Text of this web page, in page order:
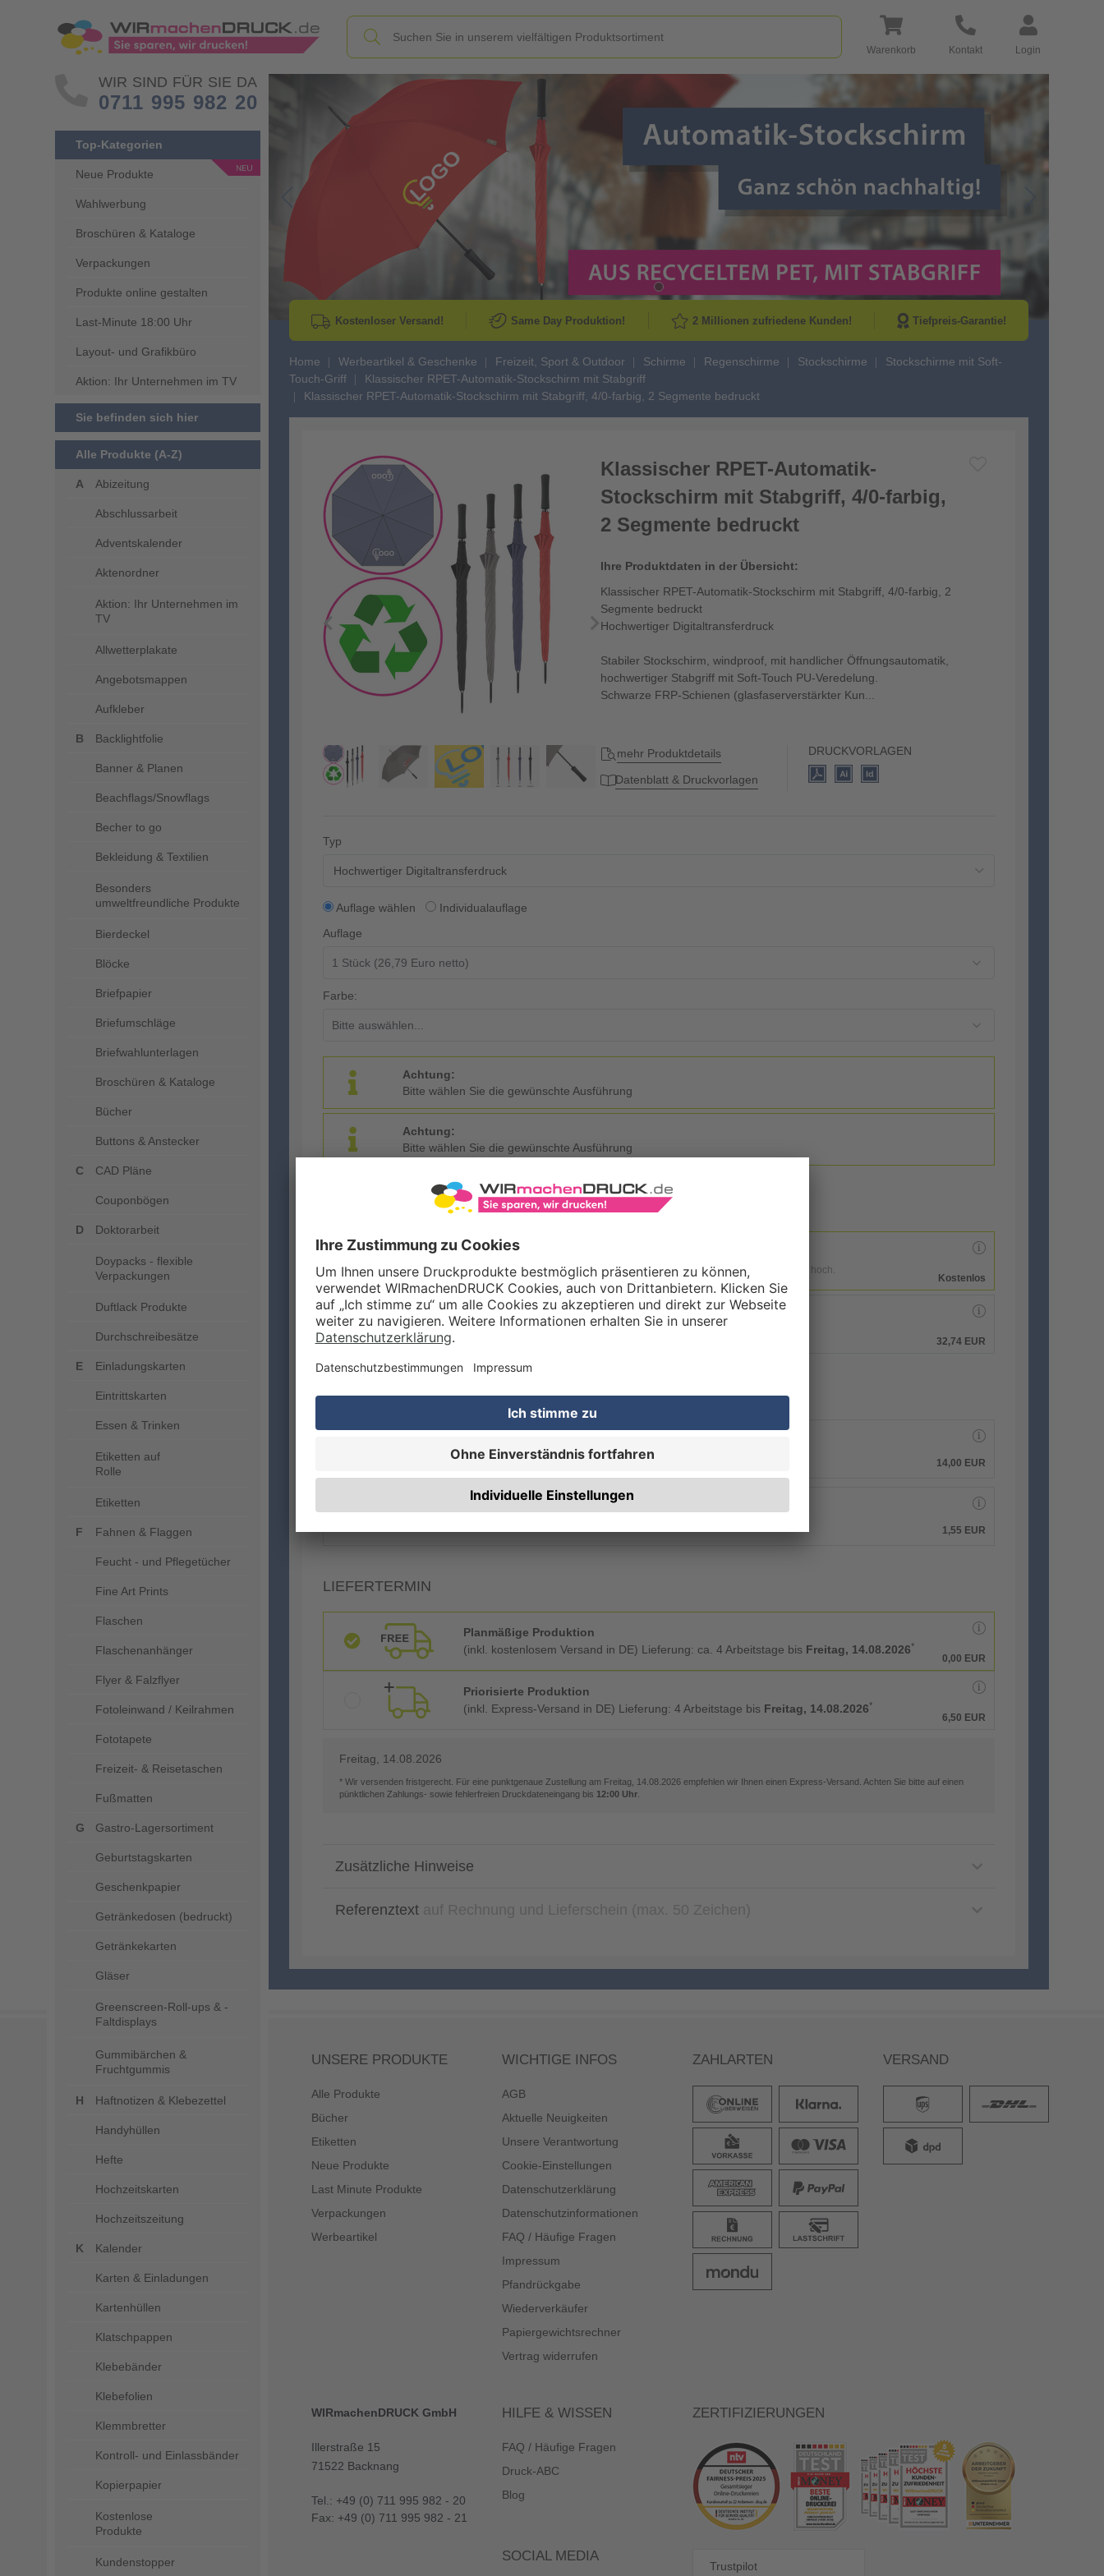
Warenkorb Kontakt Login
WIR SIND FÜR SIE DA
0711 995 982 20
Top-Kategorien
Neue Produkte
Wahlwerbung
Broschüren & Kataloge
Verpackungen
Produkte online gestalten
Last-Minute 18:00 Uhr
Layout- und Grafikbüro
Aktion: Ihr Unternehmen im TV
Sie befinden sich hier
Alle Produkte (A-Z)
Abizeitung
Abschlussarbeit
Adventskalender
Aktenordner
Aktion: Ihr Unternehmen im
TV
Allwetterplakate
Angebotsmappen
Aufkleber
Backlightfolie
Banner & Planen
Beachflags/Snowflags
Becher to go
Bekleidung & Textilien
Besonders
umweltfreundliche Produkte
Bierdeckel
Blöcke
Briefpapier
Briefumschläge
Briefwahlunterlagen
Broschüren & Kataloge
Bücher
Buttons & Anstecker
CAD Pläne
Couponbögen
Doktorarbeit
Doypacks - flexible
Verpackungen
Duftlack Produkte
Durchschreibesätze
Einladungskarten
Eintrittskarten
Essen & Trinken
Etiketten auf
Rolle
Etiketten
Fahnen & Flaggen
Feucht - und Pflegetücher
Fine Art Prints
Flaschen
Flaschenanhänger
Flyer & Falzflyer
Fotoleinwand / Keilrahmen
Fototapete
Freizeit- & Reisetaschen
Fußmatten
Gastro-Lagersortiment
Geburtstagskarten
Geschenkpapier
Getränkedosen (bedruckt)
Getränkekarten
Gläser
Greenscreen-Roll-ups & -
Faltdisplays
Gummibärchen &
Fruchtgummis
Haftnotizen & Klebezettel
Handyhüllen
Hefte
Hochzeitskarten
Hochzeitszeitung
Kalender
Karten & Einladungen
Kartenhüllen
Klatschpappen
Klebebänder
Klebefolien
Klemmbretter
Kontroll- und Einlassbänder
Kopierpapier
Kostenlose
Produkte
Kundenstopper
Go to Previous Slide
Kostenloser Versand! Same Day Produktion! 2 Millionen zufriedene Kunden! Tiefpreis-Garantie!
Home Werbeartikel & Geschenke Freizeit, Sport & Outdoor Schirme Regenschirme Stockschirme
Stockschirme mit Soft-
Touch-Griff
Klassischer RPET-Automatik-Stockschirm mit Stabgriff
Klassischer RPET-Automatik-Stockschirm mit Stabgriff, 4/0-farbig, 2 Segmente bedruckt
Klassischer RPET-Automatik-
Stockschirm mit Stabgriff, 4/0-farbig,
2 Segmente bedruckt
Ihre Produktdaten in der Übersicht:
Klassischer RPET-Automatik-Stockschirm mit Stabgriff, 4/0-farbig, 2
Segmente bedruckt
Hochwertiger Digitaltransferdruck
Stabiler Stockschirm, windproof, mit handlicher Öffnungsautomatik,
hochwertiger Stabgriff mit Soft-Touch PU-Veredelung.
Schwarze FRP-Schienen (glasfaserverstärkter Kun...
mehr Produktdetails
Datenblatt & Druckvorlagen
DRUCKVORLAGEN
Typ
Hochwertiger Digitaltransferdruck
Auflage wählen
Individualauflage
Auflage
Farbe:
Achtung:
Bitte wählen Sie die gewünschte Ausführung
Achtung:
Bitte wählen Sie die gewünschte Ausführung
Eigene Druckdaten
Laden Sie im Warenkorb oder nach Abschluss der Bestellung Ihre eigenen Druckdaten hoch.
Kostenlos
Gestaltungsservice
Unser Kreativteam gestaltet Druckdaten, Logos etc. nach Ihren Wünschen.
32,74 EUR
ZUSATZOPTIONEN
Qualitätskontrolle (von Experten empf.)
14,00 EUR
Rechnung zusätzlich per Post
1,55 EUR
LIEFERTERMIN
Planmäßige Produktion
(inkl. kostenlosem Versand in DE) Lieferung: ca. 4 Arbeitstage bis Freitag, 14.08.2026*
0,00 EUR
Priorisierte Produktion
(inkl. Express-Versand in DE) Lieferung: 4 Arbeitstage bis Freitag, 14.08.2026*
6,50 EUR
Freitag, 14.08.2026
* Wir versenden fristgerecht. Für eine punktgenaue Zustellung am Freitag, 14.08.2026 empfehlen wir Ihnen einen Express-Versand. Achten Sie bitte auf einen
pünktlichen Zahlungs- sowie fehlerfreien Druckdateneingang bis 12:00 Uhr
Zusätzliche Hinweise
Referenztext
UNSERE PRODUKTE
Alle Produkte
Bücher
Etiketten
Neue Produkte
Last Minute Produkte
Verpackungen
Werbeartikel
WICHTIGE INFOS
AGB
Aktuelle Neuigkeiten
Unsere Verantwortung
Cookie-Einstellungen
Datenschutzerklärung
Datenschutzinformationen
FAQ / Häufige Fragen
Impressum
Pfandrückgabe
Wiederverkäufer
Papiergewichtsrechner
Vertrag widerrufen
ZAHLARTEN VERSAND
WIRmachenDRUCK GmbH
Illerstraße 15
71522 Backnang
Tel.: +49 (0) 711 995 982 - 20
Fax: +49 (0) 711 995 982 - 21
HILFE & WISSEN
FAQ / Häufige Fragen
Druck-ABC
Blog
SOCIAL MEDIA
ZERTIFIZIERUNGEN
Trustpilot